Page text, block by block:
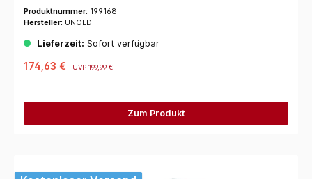
Produktnummer: 199168
Hersteller: UNOLD
Lieferzeit: Sofort verfügbar
174,63 € UVP199,99 €
Zum Produkt